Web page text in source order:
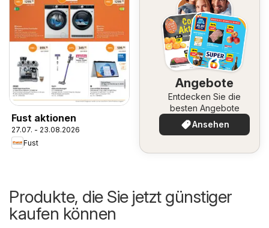
Fust aktionen
27.07. - 23.08.2026
Fust
Angebote
Entdecken Sie die
besten Angebote
Ansehen
Produkte, die Sie jetzt günstiger
kaufen können